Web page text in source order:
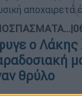
|
ο Λάκης
θρύλο